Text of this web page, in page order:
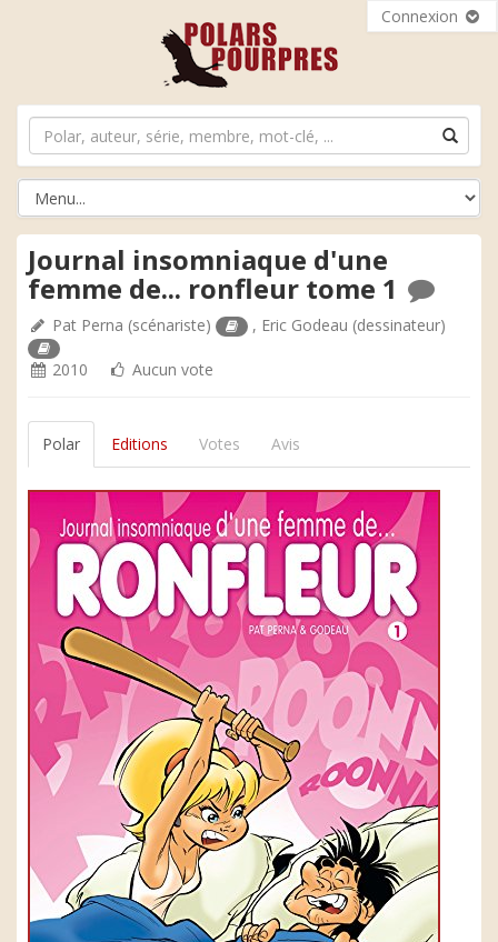
Connexion
Journal insomniaque d'une
femme de... ronfleur tome 1
Pat Perna (scénariste) , Eric Godeau (dessinateur)
2010 Aucun vote
Polar Editions Votes Avis